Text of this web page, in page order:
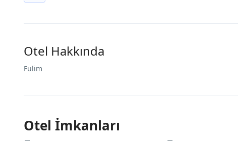
Otel Hakkında
Fulim
Otel İmkanları